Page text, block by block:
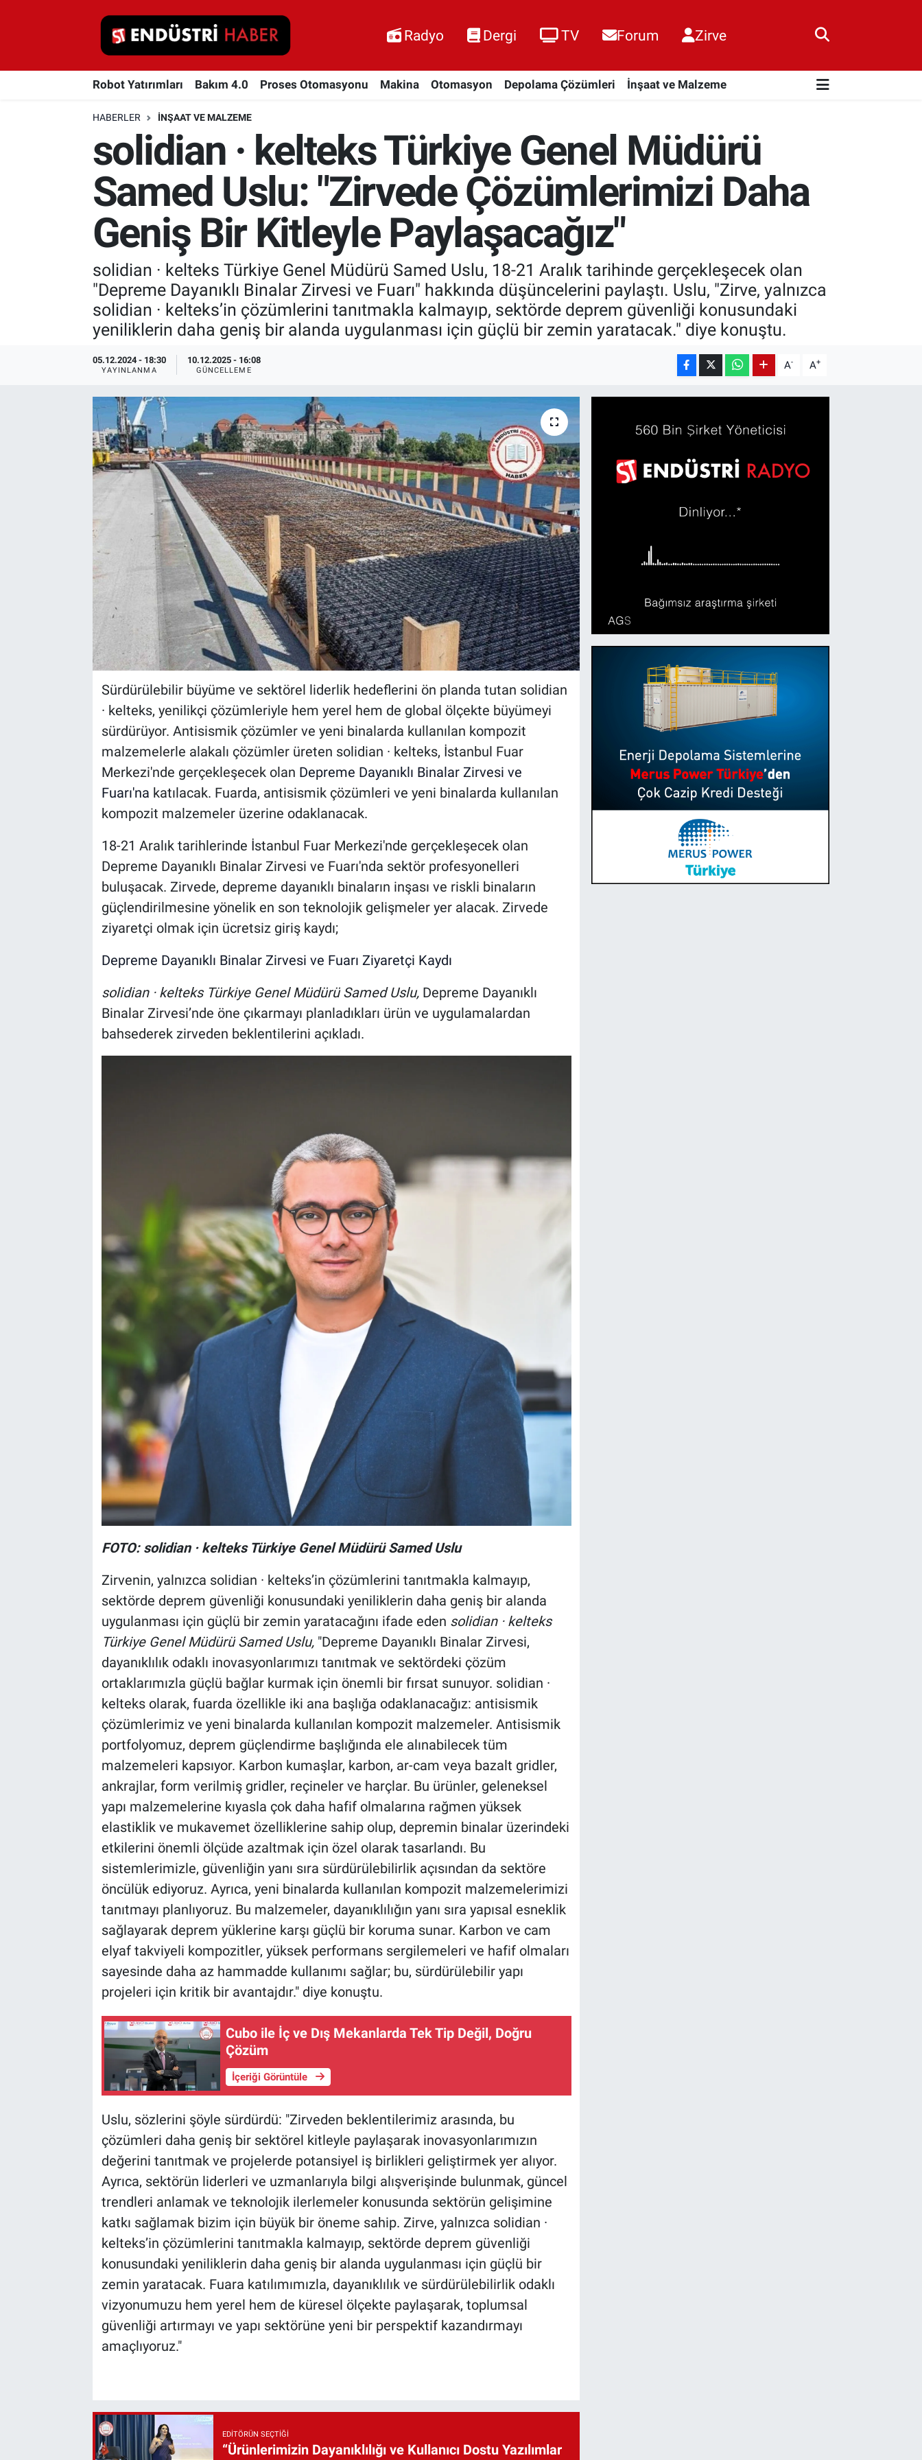
Radyo Dergi TV Forum Zirve
Robot Yatırımları Bakım 4.0 Proses Otomasyonu Makina Otomasyon Depolama Çözümleri İnşaat ve Malzeme
HABERLER İNŞAAT VE MALZEME
solidian · kelteks Türkiye Genel Müdürü
Samed Uslu: "Zirvede Çözümlerimizi Daha
Geniş Bir Kitleyle Paylaşacağız"
solidian · kelteks Türkiye Genel Müdürü Samed Uslu, 18-21 Aralık tarihinde gerçekleşecek olan
"Depreme Dayanıklı Binalar Zirvesi ve Fuarı" hakkında düşüncelerini paylaştı. Uslu, "Zirve, yalnızca
solidian · kelteks’in çözümlerini tanıtmakla kalmayıp, sektörde deprem güvenliği konusundaki
yeniliklerin daha geniş bir alanda uygulanması için güçlü bir zemin yaratacak." diye konuştu.
05.12.2024 - 18:30
YAYINLANMA
10.12.2025 - 16:08
GÜNCELLEME A- A+
Sürdürülebilir büyüme ve sektörel liderlik hedeflerini ön planda tutan solidian
· kelteks, yenilikçi çözümleriyle hem yerel hem de global ölçekte büyümeyi
sürdürüyor. Antisismik çözümler ve yeni binalarda kullanılan kompozit
malzemelerle alakalı çözümler üreten solidian · kelteks, İstanbul Fuar
Merkezi'nde gerçekleşecek olan Depreme Dayanıklı Binalar Zirvesi ve
Fuarı'na katılacak. Fuarda, antisismik çözümleri ve yeni binalarda kullanılan
kompozit malzemeler üzerine odaklanacak.
18-21 Aralık tarihlerinde İstanbul Fuar Merkezi'nde gerçekleşecek olan
Depreme Dayanıklı Binalar Zirvesi ve Fuarı'nda sektör profesyonelleri
buluşacak. Zirvede, depreme dayanıklı binaların inşası ve riskli binaların
güçlendirilmesine yönelik en son teknolojik gelişmeler yer alacak. Zirvede
ziyaretçi olmak için ücretsiz giriş kaydı;
Depreme Dayanıklı Binalar Zirvesi ve Fuarı Ziyaretçi Kaydı
solidian · kelteks Türkiye Genel Müdürü Samed Uslu,Depreme Dayanıklı
Binalar Zirvesi’nde öne çıkarmayı planladıkları ürün ve uygulamalardan
bahsederek zirveden beklentilerini açıkladı.
FOTO: solidian · kelteks Türkiye Genel Müdürü Samed Uslu
Zirvenin, yalnızca solidian · kelteks’in çözümlerini tanıtmakla kalmayıp,
sektörde deprem güvenliği konusundaki yeniliklerin daha geniş bir alanda
uygulanması için güçlü bir zemin yaratacağını ifade eden solidian · kelteks
Türkiye Genel Müdürü Samed Uslu,"Depreme Dayanıklı Binalar Zirvesi,
dayanıklılık odaklı inovasyonlarımızı tanıtmak ve sektördeki çözüm
ortaklarımızla güçlü bağlar kurmak için önemli bir fırsat sunuyor. solidian ·
kelteks olarak, fuarda özellikle iki ana başlığa odaklanacağız: antisismik
çözümlerimiz ve yeni binalarda kullanılan kompozit malzemeler. Antisismik
portfolyomuz, deprem güçlendirme başlığında ele alınabilecek tüm
malzemeleri kapsıyor. Karbon kumaşlar, karbon, ar-cam veya bazalt gridler,
ankrajlar, form verilmiş gridler, reçineler ve harçlar. Bu ürünler, geleneksel
yapı malzemelerine kıyasla çok daha hafif olmalarına rağmen yüksek
elastiklik ve mukavemet özelliklerine sahip olup, depremin binalar üzerindeki
etkilerini önemli ölçüde azaltmak için özel olarak tasarlandı. Bu
sistemlerimizle, güvenliğin yanı sıra sürdürülebilirlik açısından da sektöre
öncülük ediyoruz. Ayrıca, yeni binalarda kullanılan kompozit malzemelerimizi
tanıtmayı planlıyoruz. Bu malzemeler, dayanıklılığın yanı sıra yapısal esneklik
sağlayarak deprem yüklerine karşı güçlü bir koruma sunar. Karbon ve cam
elyaf takviyeli kompozitler, yüksek performans sergilemeleri ve hafif olmaları
sayesinde daha az hammadde kullanımı sağlar; bu, sürdürülebilir yapı
projeleri için kritik bir avantajdır." diye konuştu.
Cubo ile İç ve Dış Mekanlarda Tek Tip Değil, Doğru
Çözüm
İçeriği Görüntüle
Uslu, sözlerini şöyle sürdürdü: "Zirveden beklentilerimiz arasında, bu
çözümleri daha geniş bir sektörel kitleyle paylaşarak inovasyonlarımızın
değerini tanıtmak ve projelerde potansiyel iş birlikleri geliştirmek yer alıyor.
Ayrıca, sektörün liderleri ve uzmanlarıyla bilgi alışverişinde bulunmak, güncel
trendleri anlamak ve teknolojik ilerlemeler konusunda sektörün gelişimine
katkı sağlamak bizim için büyük bir öneme sahip. Zirve, yalnızca solidian ·
kelteks’in çözümlerini tanıtmakla kalmayıp, sektörde deprem güvenliği
konusundaki yeniliklerin daha geniş bir alanda uygulanması için güçlü bir
zemin yaratacak. Fuara katılımımızla, dayanıklılık ve sürdürülebilirlik odaklı
vizyonumuzu hem yerel hem de küresel ölçekte paylaşarak, toplumsal
güvenliği artırmayı ve yapı sektörüne yeni bir perspektif kazandırmayı
amaçlıyoruz."
EDITÖRÜN SEÇTIĞI
“Ürünlerimizin Dayanıklılığı ve Kullanıcı Dostu Yazılımlar
Robot Yatırımları
Proses Otomasyonu
Otomasyon
Depolama Çözümleri
İnşaat ve Malzeme
HaberOrtak
EndüstriST
Enerjisini Üreten Fabrikalar
Endüstri 4.0 Uygulamaları
Ağır Sanayi Çözümleri